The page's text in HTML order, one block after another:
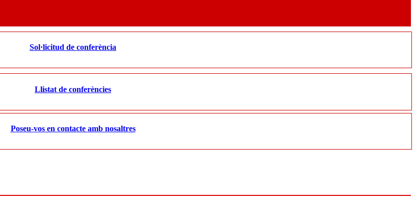
Sol·licitud de conferència
Llistat de conferències
Poseu-vos en contacte amb nosaltres